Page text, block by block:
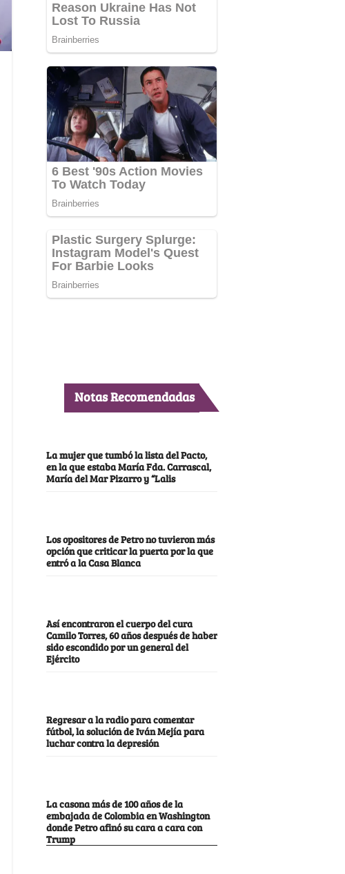
Notas Recomendadas
La mujer que tumbó la lista del Pacto,
en la que estaba María Fda. Carrascal,
María del Mar Pizarro y “Lalis
Los opositores de Petro no tuvieron más
opción que criticar la puerta por la que
entró a la Casa Blanca
Así encontraron el cuerpo del cura
Camilo Torres, 60 años después de haber
sido escondido por un general del
Ejército
Regresar a la radio para comentar
fútbol, la solución de Iván Mejía para
luchar contra la depresión
La casona más de 100 años de la
embajada de Colombia en Washington
donde Petro afinó su cara a cara con
Trump